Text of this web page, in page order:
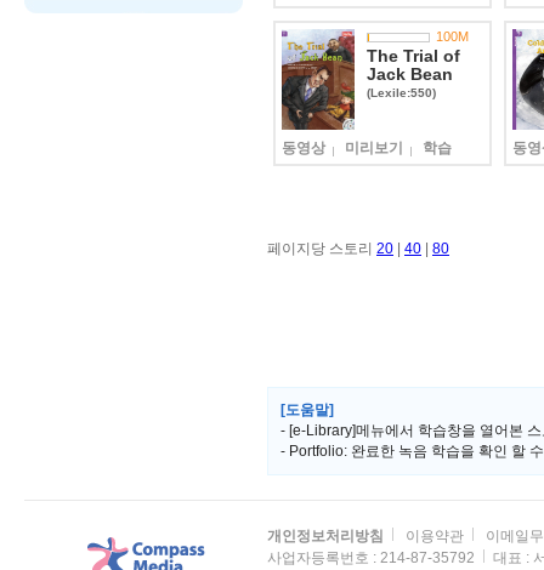
100M
The Trial of
Jack Bean
(Lexile:550)
동영상 미리보기 학습 동
페이지당 스토리 20 40 80
[도움말]
- [e-Library]메뉴에서 학습창을 열어본
- Portfolio: 완료한 녹음 학습을 확인 할
개인정보처리방침 이용약관
이메일
사업자등록번호 : 214-87-35792
대표 :